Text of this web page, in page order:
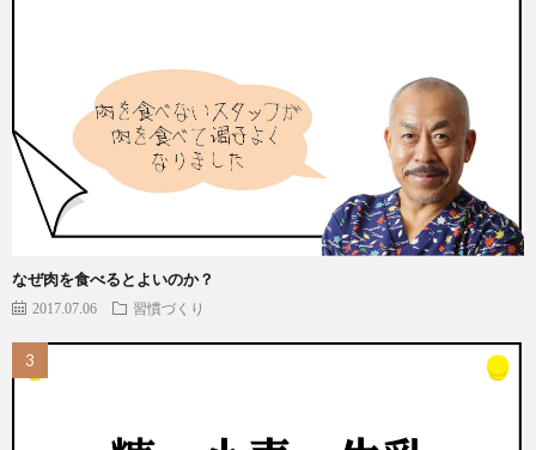
なぜ肉を食べるとよいのか？
2017.07.06 習慣づくり